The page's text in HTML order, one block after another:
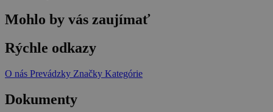
Mohlo by vás zaujímať
Rýchle odkazy
O nás Prevádzky Značky Kategórie
Dokumenty